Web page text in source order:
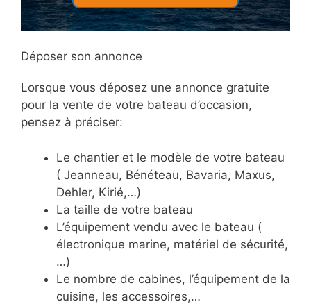
Déposer son annonce
Lorsque vous déposez une annonce gratuite
pour la vente de votre bateau d’occasion,
pensez à préciser:
Le chantier et le modèle de votre bateau
( Jeanneau, Bénéteau, Bavaria, Maxus,
Dehler, Kirié,…)
La taille de votre bateau
L’équipement vendu avec le bateau (
électronique marine, matériel de sécurité,
…)
Le nombre de cabines, l’équipement de la
cuisine, les accessoires,…